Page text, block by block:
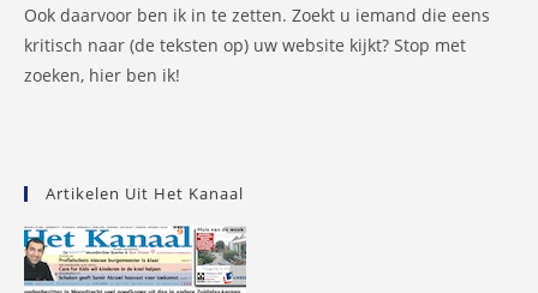
Ook daarvoor ben ik in te zetten. Zoekt u iemand die eens
kritisch naar (de teksten op) uw website kijkt? Stop met
zoeken, hier ben ik!
Artikelen Uit Het Kanaal